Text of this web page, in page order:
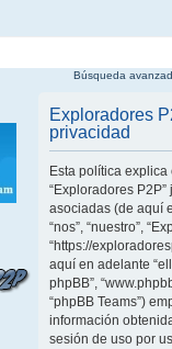
Búsqueda
Exploradores
privacidad
Esta política
“Exploradores
asociadas (de aquí
“nos”, “nuestro”,
“https://
aquí en adelante
phpBB”,
“phpBB Teams”)
información
sesión de uso por